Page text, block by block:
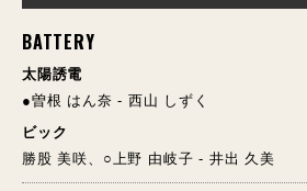
BATTERY
太陽誘電
●曽根 はん奈 - 西山 しずく
ビック
勝股 美咲、○上野 由岐子 - 井出 久美